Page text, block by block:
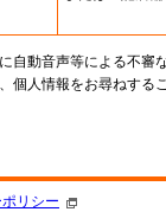
自動音声等による不審
個人情報をお尋ねする
リシー